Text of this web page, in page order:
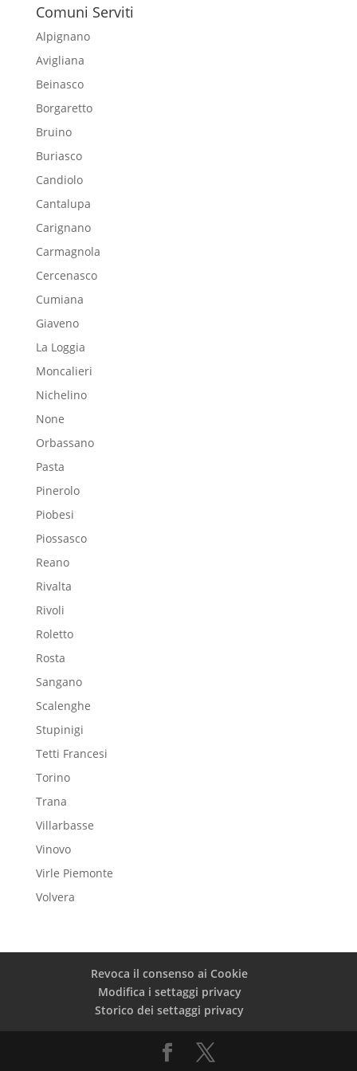
Comuni Serviti
Alpignano
Avigliana
Beinasco
Borgaretto
Bruino
Buriasco
Candiolo
Cantalupa
Carignano
Carmagnola
Cercenasco
Cumiana
Giaveno
La Loggia
Moncalieri
Nichelino
None
Orbassano
Pasta
Pinerolo
Piobesi
Piossasco
Reano
Rivalta
Rivoli
Roletto
Rosta
Sangano
Scalenghe
Stupinigi
Tetti Francesi
Torino
Trana
Villarbasse
Vinovo
Virle Piemonte
Volvera
Revoca il consenso ai Cookie
Modifica i settaggi privacy
Storico dei settaggi privacy